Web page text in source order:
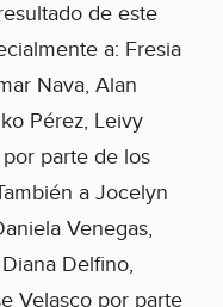
de este
a: Fresia
Nava, Alan
Pérez, Leivy
parte de los
a Jocelyn
Venegas,
Delfino,
Velasco por parte